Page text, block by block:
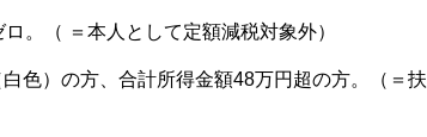
。（ ＝本人として定額減税対象外）
色）の方、合計所得金額48万円超の方。（＝扶